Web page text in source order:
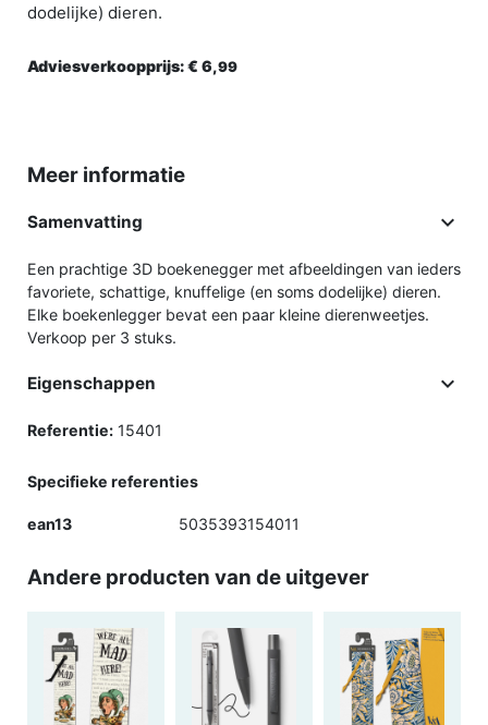
dodelijke) dieren.
Adviesverkoopprijs:€ 6,99
Meer informatie
Samenvatting 
Een prachtige 3D boekenegger met afbeeldingen van ieders
favoriete, schattige, knuffelige (en soms dodelijke) dieren.
Elke boekenlegger bevat een paar kleine dierenweetjes.
Verkoop per 3 stuks.
Eigenschappen 
Referentie: 15401
Specifieke referenties
ean13 5035393154011
Andere producten van de uitgever